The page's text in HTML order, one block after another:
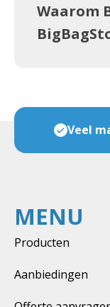
Waarom
Veel
MENU
Producten
Aanbiedingen